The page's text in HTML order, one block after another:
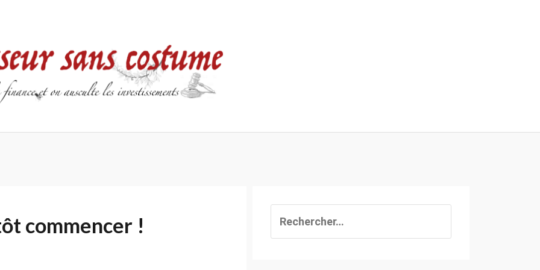
confidentialité
commencer !